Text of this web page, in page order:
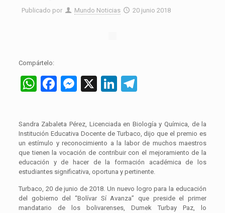
Publicado por Mundo Noticias 20 junio 2018
Compártelo:
WhatsApp
Facebook
Messenger
X LinkedIn
Sandra Zabaleta Pérez, Licenciada en Biología y Química, de la
Institución Educativa Docente de Turbaco, dijo que el premio es
un estímulo y reconocimiento a la labor de muchos maestros
que tienen la vocación de contribuir con el mejoramiento de la
educación y de hacer de la formación académica de los
estudiantes significativa, oportuna y pertinente.
Turbaco, 20 de junio de 2018. Un nuevo logro para la educación
del gobierno del “Bolívar Sí Avanza” que preside el primer
mandatario de los bolivarenses, Dumek Turbay Paz, lo